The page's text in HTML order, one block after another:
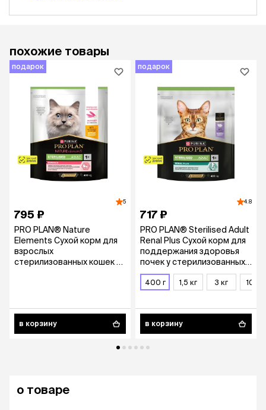
похожие товары
подарок
5
795 ₽
PRO PLAN® Nature
Elements Сухой корм для
взрослых
стерилизованных кошек и
в корзину
подарок
4.8
717 ₽
PRO PLAN® Sterilised Adult
Renal Plus Сухой корм для
поддержания здоровья
почек у стерилизованных
кошек, с высоким
содержанием индейки,
400 г 1,5 кг 3 кг 10 кг
в корзину
о товаре